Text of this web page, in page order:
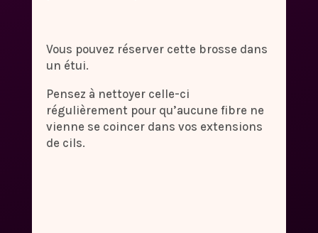
Vous pouvez réserver cette brosse dans
un étui.
Pensez à nettoyer celle-ci
régulièrement pour qu’aucune fibre ne
vienne se coincer dans vos extensions
de cils.